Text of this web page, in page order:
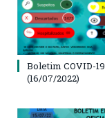
Boletim COVID-19
(16/07/2022)